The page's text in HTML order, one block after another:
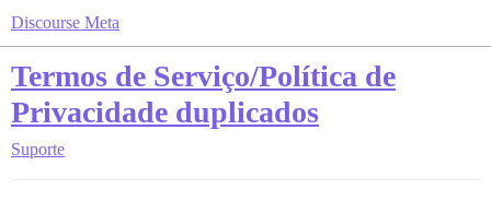
Discourse Meta
Termos de Serviço/Política de
Privacidade duplicados
Suporte